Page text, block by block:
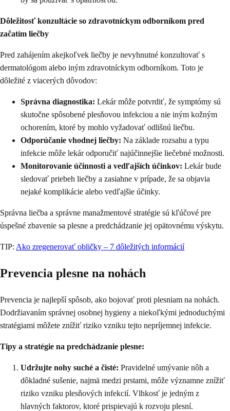
Dôležitosť konzultácie so zdravotníckym odborníkom pred
začatím liečby
Pred zahájením akejkoľvek liečby je nevyhnutné konzultovať s
dermatológom alebo iným zdravotníckym odborníkom. Toto je
dôležité z viacerých dôvodov:
Správna diagnostika: Lekár môže potvrdiť, že symptómy sú
skutočne spôsobené plesňovou infekciou a nie iným kožným
ochorením, ktoré by mohlo vyžadovať odlišnú liečbu.
Odporúčanie vhodnej liečby: Na základe rozsahu a typu
infekcie môže lekár odporučiť najúčinnejšie liečebné možnosti.
Monitorovanie účinnosti a vedľajších účinkov: Lekár bude
sledovať priebeh liečby a zasiahne v prípade, že sa objavia
nejaké komplikácie alebo vedľajšie účinky.
Správna liečba a správne manažmentové stratégie sú kľúčové pre
úspešné zbavenie sa plesne a predchádzanie jej opätovnému výskytu.
TIP: Ako zregenerovať obličky – 7 dôležitých informácií
Prevencia plesne na nohách
Prevencia je najlepší spôsob, ako bojovať proti plesniam na nohách.
Dodržiavaním správnej osobnej hygieny a niekoľkými jednoduchými
stratégiami môžete znížiť riziko vzniku tejto nepríjemnej infekcie.
Tipy a stratégie na predchádzanie plesne:
Udržujte nohy suché a čisté: Pravidelné umývanie nôh a
dôkladné sušenie, najmä medzi prstami, môže významne znížiť
riziko vzniku plesňových infekcií. Vlhkosť je jedným z
hlavných faktorov, ktoré prispievajú k rozvoju plesní.